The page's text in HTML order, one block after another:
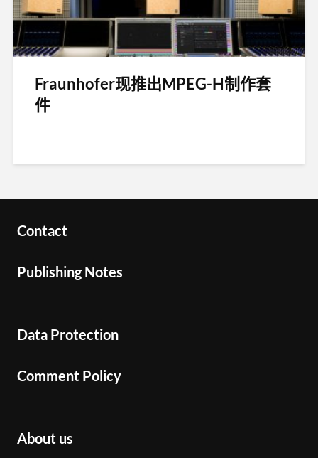
Fraunhofer现推出MPEG-H制作套
件
Contact
Publishing Notes
Data Protection
Comment Policy
About us